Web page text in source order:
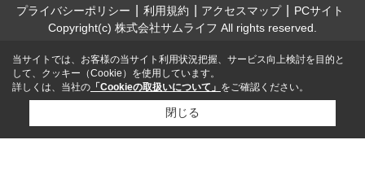
プライバシーポリシー 利用規約 アクセスマップ
PCサイト
Copyright(c) 株式会社サムライフ All rights reserved.
当サイトでは、お客様の当サイト利用状況把握、サービス向上検討を目的と
して、クッキー（Cookie）を使用しています。
詳しくは、当社の 「Cookieの取扱いについて」 をご確認ください。
閉じる